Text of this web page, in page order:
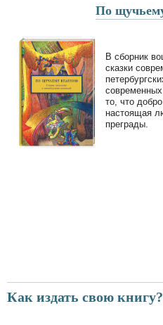
По
В сборник
сказки
то, что
настоящая
преграды.
Как издать свою книгу?